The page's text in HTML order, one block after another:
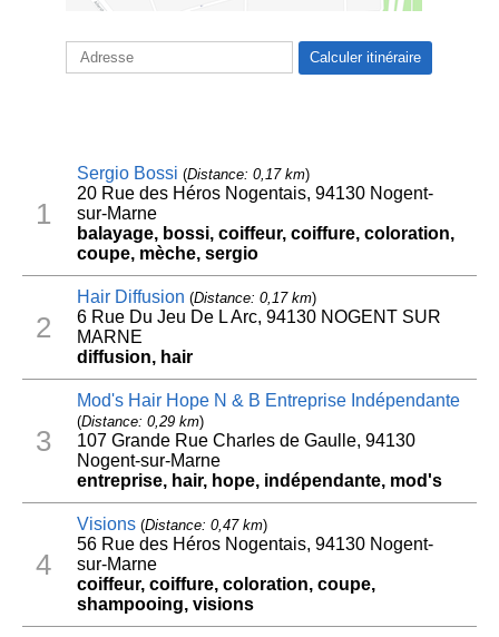
1
Sergio Bossi (Distance: 0,17 km)
20 Rue des Héros Nogentais, 94130 Nogent-
sur-Marne
balayage, bossi, coiffeur, coiffure, coloration,
coupe, mèche, sergio
2
Hair Diffusion (Distance: 0,17 km)
6 Rue Du Jeu De L Arc, 94130 NOGENT SUR
MARNE
diffusion, hair
3
Mod's Hair Hope N & B Entreprise Indépendante
(Distance: 0,29 km)
107 Grande Rue Charles de Gaulle, 94130
Nogent-sur-Marne
entreprise, hair, hope, indépendante, mod's
4
Visions(Distance: 0,47 km)
56 Rue des Héros Nogentais, 94130 Nogent-
sur-Marne
coiffeur, coiffure, coloration, coupe,
shampooing, visions